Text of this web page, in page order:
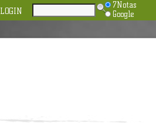
LOGIN
7Notas
Google